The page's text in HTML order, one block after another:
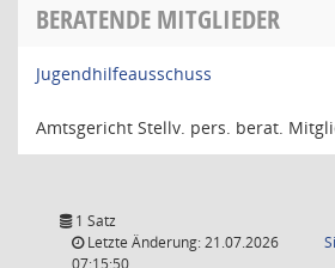
BERATENDE MITGLIEDER
Jugendhilfeausschuss
Amtsgericht Stellv. pers. berat.
1 Satz
Letzte Änderung: 21.07.2026
07:15:50